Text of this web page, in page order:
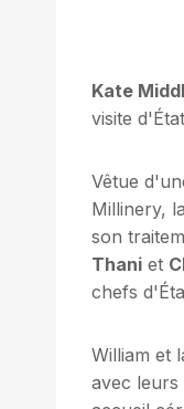
Kate
visite
Vêtue
Millinery,
son
Thani et
chefs
William et
avec leurs